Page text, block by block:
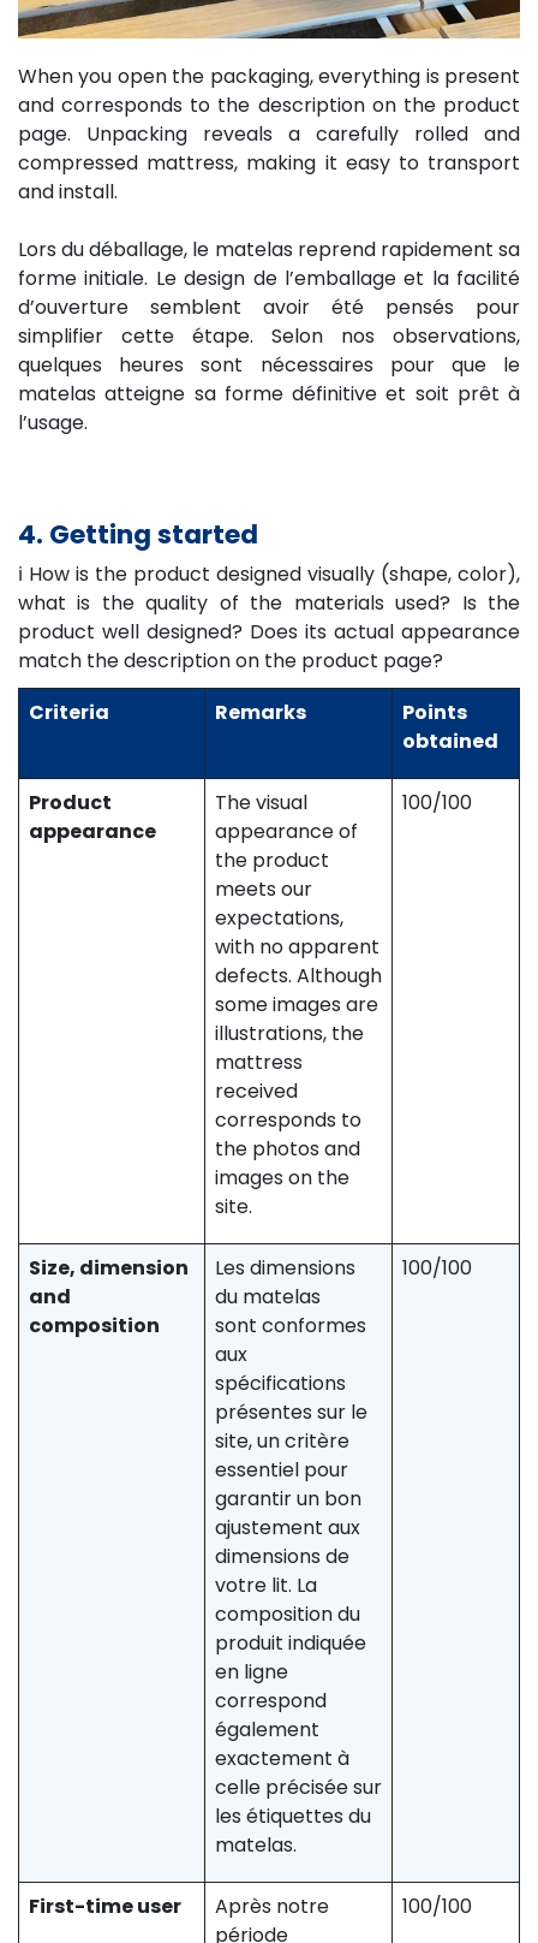
When you open the packaging, everything is present
and corresponds to the description on the product
page. Unpacking reveals a carefully rolled and
compressed mattress, making it easy to transport
and install.
Lors du déballage, le matelas reprend rapidement sa
forme initiale. Le design de l’emballage et la facilité
d’ouverture semblent avoir été pensés pour
simplifier cette étape. Selon nos observations,
quelques heures sont nécessaires pour que le
matelas atteigne sa forme définitive et soit prêt à
l’usage.
4. Getting started
ℹ️ How is the product designed visually (shape, color),
what is the quality of the materials used? Is the
product well designed? Does its actual appearance
match the description on the product page?
Criteria
Remarks
Points
obtained
Product
appearance
The visual
appearance of
the product
meets our
expectations,
with no apparent
defects. Although
some images are
illustrations, the
mattress
received
corresponds to
the photos and
images on the
site.
100/100
Size, dimension
and
composition
Les dimensions
du matelas
sont conformes
aux
spécifications
présentes sur le
site, un critère
essentiel pour
garantir un bon
ajustement aux
dimensions de
votre lit. La
composition du
produit indiquée
en ligne
correspond
également
exactement à
celle précisée sur
les étiquettes du
matelas.
100/100
First-time user
Après notre
période
100/100